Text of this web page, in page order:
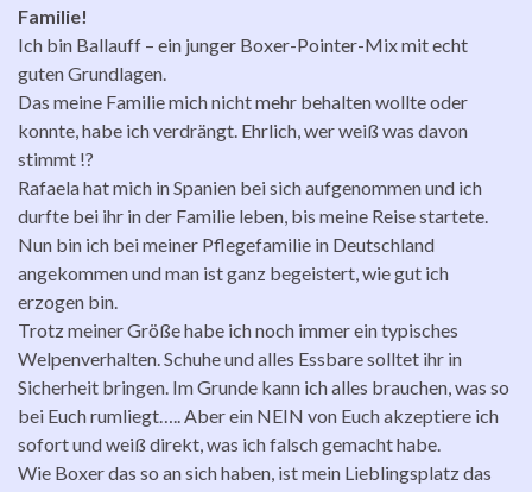
Familie!
Ich bin Ballauff – ein junger Boxer-Pointer-Mix mit echt
guten Grundlagen.
Das meine Familie mich nicht mehr behalten wollte oder
konnte, habe ich verdrängt. Ehrlich, wer weiß was davon
stimmt !?
Rafaela hat mich in Spanien bei sich aufgenommen und ich
durfte bei ihr in der Familie leben, bis meine Reise startete.
Nun bin ich bei meiner Pflegefamilie in Deutschland
angekommen und man ist ganz begeistert, wie gut ich
erzogen bin.
Trotz meiner Größe habe ich noch immer ein typisches
Welpenverhalten. Schuhe und alles Essbare solltet ihr in
Sicherheit bringen. Im Grunde kann ich alles brauchen, was so
bei Euch rumliegt….. Aber ein NEIN von Euch akzeptiere ich
sofort und weiß direkt, was ich falsch gemacht habe.
Wie Boxer das so an sich haben, ist mein Lieblingsplatz das